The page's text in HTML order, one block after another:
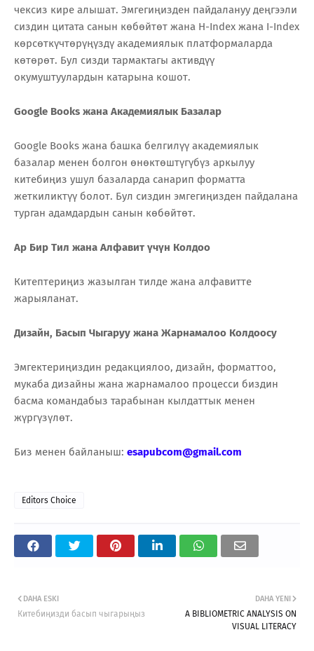
чексиз кире алышат. Эмгегиңизден пайдалануу деңгээли
сиздин цитата санын көбөйтөт жана H-Index жана I-Index
көрсөткүчтөрүңүздү академиялык платформаларда
көтөрөт. Бул сизди тармактагы активдүү
окумуштуулардын катарына кошот.
Google Books жана Академиялык Базалар
Google Books жана башка белгилүү академиялык
базалар менен болгон өнөктөштүгүбүз аркылуу
китебиңиз ушул базаларда санарип форматта
жеткиликтүү болот. Бул сиздин эмгегиңизден пайдалана
турган адамдардын санын көбөйтөт.
Ар Бир Тил жана Алфавит үчүн Колдоо
Китептериңиз жазылган тилде жана алфавитте
жарыяланат.
Дизайн, Басып Чыгаруу жана Жарнамалоо Колдоосу
Эмгектериңиздин редакциялоо, дизайн, форматтоо,
мукаба дизайны жана жарнамалоо процесси биздин
басма командабыз тарабынан кылдаттык менен
жүргүзүлөт.
Биз менен байланыш: esapubcom@gmail.com
Editors Choice
DAHA YENI
A BIBLIOMETRIC ANALYSIS ON
VISUAL LITERACY
DAHA ESKI
Китебиңизди басып чыгарыңыз